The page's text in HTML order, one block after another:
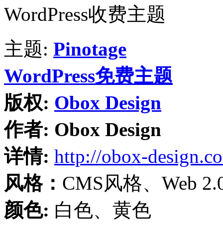
主题: Pinotage
WordPress免费主题
版权: Obox Design
作者: Obox Design
详情: http://obox-
风格： CMS风格、Web
颜色: 白色、黄色